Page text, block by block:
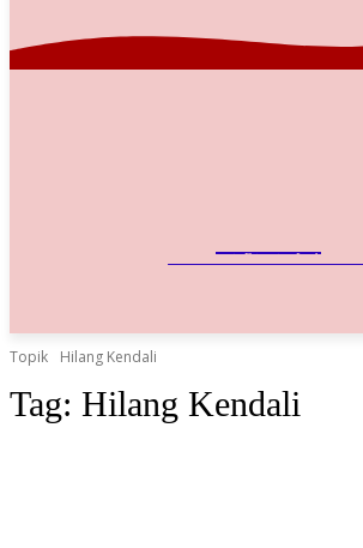
Referensi Bisnis Indonesia
Topik Hilang Kendali
Tag: Hilang Kendali